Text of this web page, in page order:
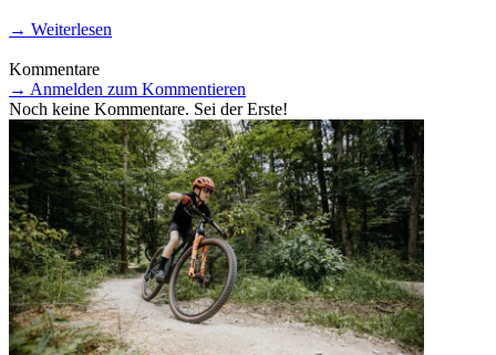
→ Weiterlesen
Kommentare
→ Anmelden zum Kommentieren
Noch keine Kommentare. Sei der Erste!